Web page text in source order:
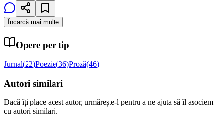
Încarcă mai multe
Opere per tip
Jurnal(22)Poezie(36)Proză(46)
Autori similari
Dacă îți place acest autor, urmărește-l pentru a ne ajuta să îl asociem
cu autori similari.